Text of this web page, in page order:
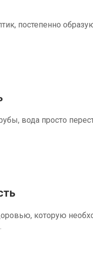
постепенно
вода просто
которую